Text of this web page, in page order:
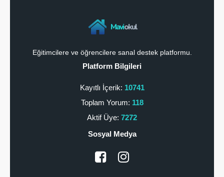
Maviokul
Eğitimcilere ve öğrencilere sanal destek platformu.
Platform Bilgileri
Kayıtlı İçerik: 10741
Toplam Yorum: 118
Aktif Üye: 7272
Sosyal Medya